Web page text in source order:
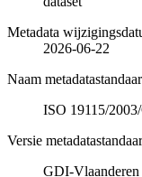
Metadata
2026-06-22
Naam
ISO 19115/
Versie
GDI-Vlaanderen